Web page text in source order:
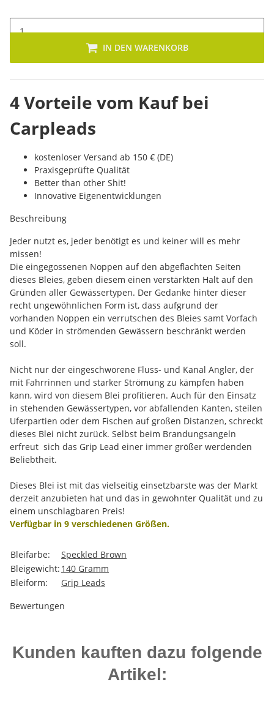
IN DEN WARENKORB
4 Vorteile vom Kauf bei
Carpleads
kostenloser Versand ab 150 € (DE)
Praxisgeprüfte Qualität
Better than other Shit!
Innovative Eigenentwicklungen
Beschreibung
Jeder nutzt es, jeder benötigt es und keiner will es mehr
missen!
Die eingegossenen Noppen auf den abgeflachten Seiten
dieses Bleies, geben diesem einen verstärkten Halt auf den
Gründen aller Gewässertypen. Der Gedanke hinter dieser
recht ungewöhnlichen Form ist, dass aufgrund der
vorhanden Noppen ein verrutschen des Bleies samt Vorfach
und Köder in strömenden Gewässern beschränkt werden
soll.
Nicht nur der eingeschworene Fluss- und Kanal Angler, der
mit Fahrrinnen und starker Strömung zu kämpfen haben
kann, wird von diesem Blei profitieren. Auch für den Einsatz
in stehenden Gewässertypen, vor abfallenden Kanten, steilen
Uferpartien oder dem Fischen auf großen Distanzen, schreckt
dieses Blei nicht zurück. Selbst beim Brandungsangeln
erfreut sich das Grip Lead einer immer größer werdenden
Beliebtheit.
Dieses Blei ist mit das vielseitig einsetzbarste was der Markt
derzeit anzubieten hat und das in gewohnter Qualität und zu
einem unschlagbaren Preis!
Verfügbar in 9 verschiedenen Größen.
Produkteigenschaft
Wert
Bleifarbe:
Speckled Brown
Bleigewicht: 140 Gramm
Bleiform:
Grip Leads
Bewertungen
Kunden kauften dazu folgende
Artikel: